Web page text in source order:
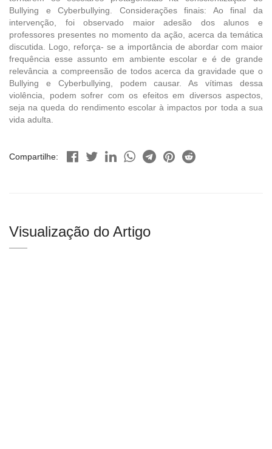
Bullying e Cyberbullying. Considerações finais: Ao final da
intervenção, foi observado maior adesão dos alunos e
professores presentes no momento da ação, acerca da temática
discutida. Logo, reforça- se a importância de abordar com maior
frequência esse assunto em ambiente escolar e é de grande
relevância a compreensão de todos acerca da gravidade que o
Bullying e Cyberbullying, podem causar. As vítimas dessa
violência, podem sofrer com os efeitos em diversos aspectos,
seja na queda do rendimento escolar à impactos por toda a sua
vida adulta.
Compartilhe:
Visualização do Artigo